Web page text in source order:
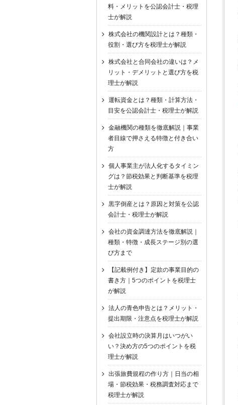
料・メリットを公認会計士・税理
士が解説
株式会社の機関設計とは？種類・
役割・選び方を税理士が解説
株式会社と合同会社の違いは？メ
リット・デメリットと選び方を税
理士が解説
運転資金とは？種類・計算方法・
目安を公認会計士・税理士が解説
金融機関の種類を徹底解説｜事業
者目線で押さえる特徴と付き合い
方
個人事業主が法人化するタイミン
グは？節税効果と判断基準を税理
士が解説
黒字倒産とは？原因と対策を公認
会計士・税理士が解説
会社の資金調達方法を徹底解説｜
種類・特徴・成長ステージ別の選
び方まで
【記載例付き】定款の事業目的の
書き方｜5つのポイントを税理士
が解説
法人の青色申告とは？メリット・
提出期限・注意点を税理士が解説
会社設立時の決算月はいつがい
い？決め方の5つのポイントを税
理士が解説
出張旅費規程の作り方｜日当の相
場・節税効果・税務調査対応まで
税理士が解説